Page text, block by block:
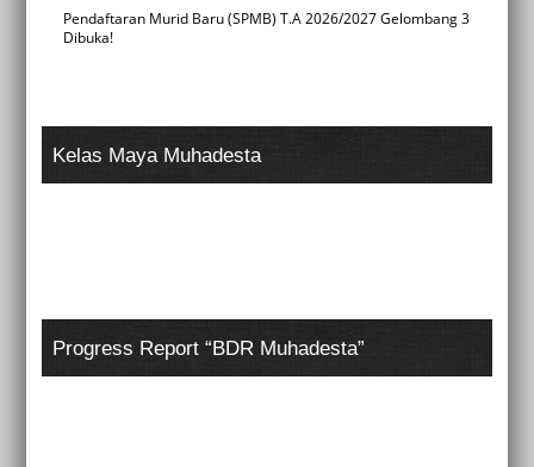
Pendaftaran Murid Baru (SPMB) T.A 2026/2027 Gelombang 3
Dibuka!
Kelas Maya Muhadesta
Progress Report “BDR Muhadesta”